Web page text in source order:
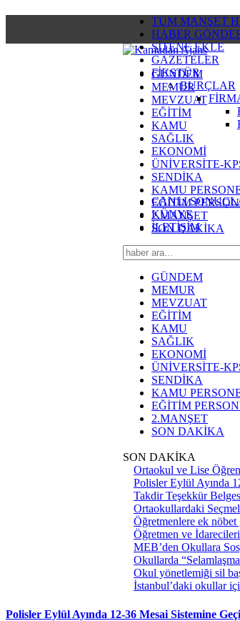
TÜM MANŞET
HABER
SİTENE EKLE
GAZETELER
FİKSTÜR
BURÇLAR
CANLI
KÜNYE
İLETİŞİM
GÜNDEM
MEMUR
MEVZUAT
EĞİTİM
KAMU
SAĞLIK
EKONOMİ
ÜNİVERSİTE-
SENDİKA
KAMU
EĞİTİM
2.MANŞET
SON DAKİKA
GÜNDEM
MEMUR
MEVZUAT
EĞİTİM
KAMU
SAĞLIK
EKONOMİ
ÜNİVERSİTE-
SENDİKA
KAMU
EĞİTİM
2.MANŞET
SON DAKİKA
SON DAKİKA
Ortaokul ve Lise
Polisler Eylül Ayında
Takdir Teşekkür
Ortaokullardaki
Öğretmenlere ek nöbet
Öğretmen ve
MEB’den Okullara
Okullarda
Okul yönetlemiği sil
İstanbul’daki okullar
Polisler Eylül Ayında 12-36 Mesai Sistemine